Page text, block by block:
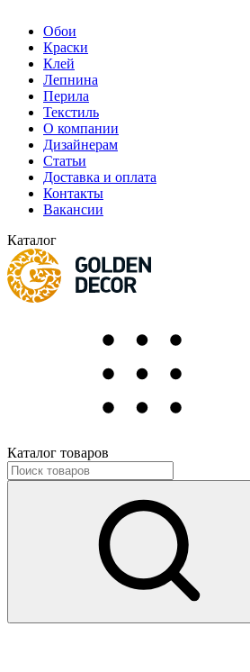
Обои
Краски
Клей
Лепнина
Перила
Текстиль
О компании
Дизайнерам
Статьи
Доставка и оплата
Контакты
Вакансии
Каталог
Каталог товаров